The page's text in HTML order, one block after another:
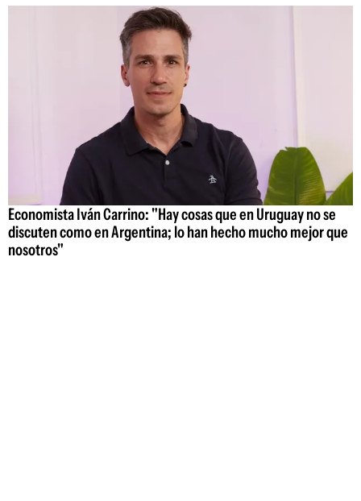
Economista Iván Carrino: "Hay cosas que en Uruguay no se
discuten como en Argentina; lo han hecho mucho mejor que
nosotros"